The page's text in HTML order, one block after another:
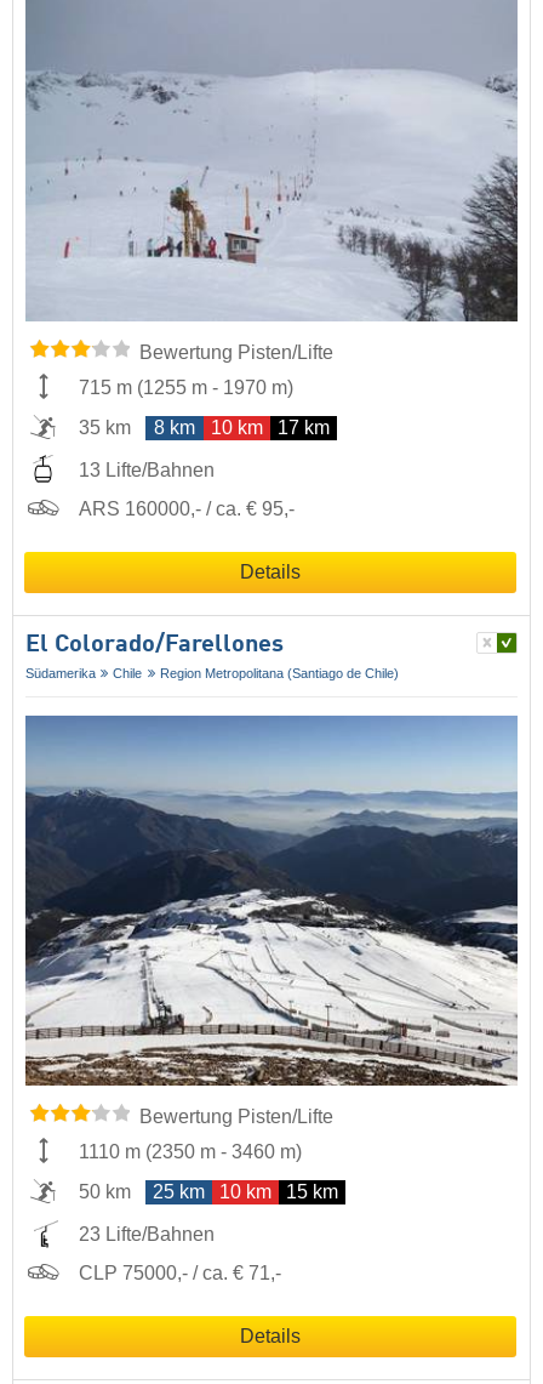
Bewertung Pisten/Lifte
715 m (1255 m - 1970 m)
35 km
8 km 10 km 17 km
13 Lifte/Bahnen
ARS 160000,- / ca. € 95,-
Details
El Colorado/​Farellones
Südamerika Chile Region Metropolitana (Santiago de Chile)
Bewertung Pisten/Lifte
1110 m (2350 m - 3460 m)
50 km
25 km 10 km 15 km
23 Lifte/Bahnen
CLP 75000,- / ca. € 71,-
Details